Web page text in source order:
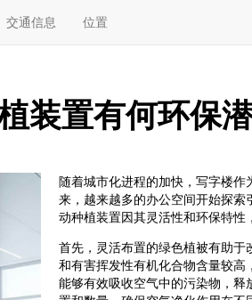
交通信息 位置
装置有何环保
随着城市化进程的加快，写字楼
来，越来越多的办公空间开始探
动种植装置因其灵活性和环保特性
首先，灵活布置的绿色植被有助
和有害挥发性有机化合物含量较高
能够有效吸收空气中的污染物，